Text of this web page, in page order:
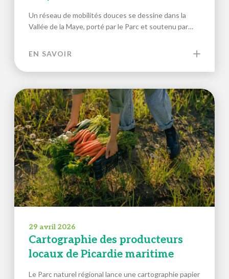
Un réseau de mobilités douces se dessine dans la
Vallée de la Maye, porté par le Parc et soutenu par…
EN SAVOIR
29 avril 2026
Cartographie des producteurs
locaux de Picardie maritime
Le Parc naturel régional lance une cartographie papier